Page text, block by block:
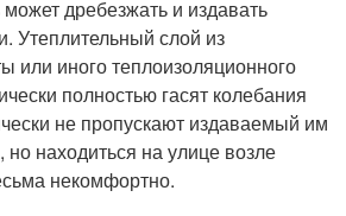
дребезжать и издавать
Утеплительный слой из
или иного теплоизоляционного
полностью гасят колебания
не пропускают издаваемый им
находиться на улице возле
некомфортно.